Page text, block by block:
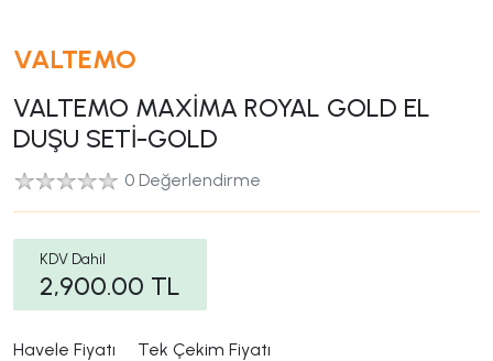
VALTEMO
VALTEMO MAXİMA ROYAL GOLD EL
DUŞU SETİ-GOLD
0 Değerlendirme
KDV Dahil
2,900.00 TL
Havele Fiyatı Tek Çekim Fiyatı